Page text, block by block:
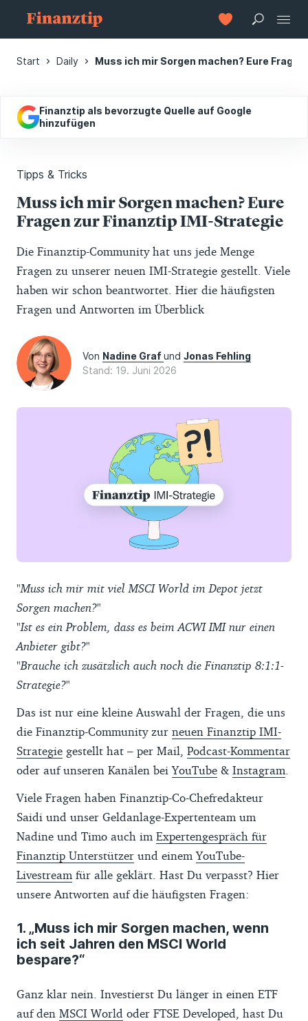
Start Daily Muss ich mir Sorgen machen? Eure
Finanztip als bevorzugte Quelle auf Google
hinzufügen
Tipps & Tricks
Muss ich mir Sorgen machen? Eure
Fragen zur Finanztip IMI-Strategie
Die Finanztip-Community hat uns jede Menge
Fragen zu unserer neuen IMI-Strategie gestellt. Viele
haben wir schon beantwortet. Hier die häufigsten
Fragen und Antworten im Überblick
Von Nadine Grafund Jonas Fehling
Stand: 19. Juni 2026
"Muss ich mir mit viel MSCI World im Depot jetzt
Sorgen machen?"
"Ist es ein Problem, dass es beim ACWI IMI nur einen
Anbieter gibt?"
"Brauche ich zusätzlich auch noch die Finanztip 8:1:1-
Strategie?"
Das ist nur eine kleine Auswahl der Fragen, die uns
die Finanztip-Community zur neuen Finanztip IMI-
Strategie gestellt hat – per Mail, Podcast-Kommentar
oder auf unseren Kanälen beiYouTube & Instagram
Viele Fragen haben Finanztip-Co-Chefredakteur
Saidi und unser Geldanlage-Expertenteam um
Nadine und Timo auch im Expertengespräch für
Finanztip Unterstützer und einemYouTube-
Livestream für alle geklärt. Hast Du verpasst? Hier
unsere Antworten auf die häufigsten Fragen:
1. „Muss ich mir Sorgen machen, wenn
ich seit Jahren den MSCI World
bespare?“
Ganz klar nein. Investierst Du länger in einen ETF
auf den MSCI World oder FTSE Developed, hast Du